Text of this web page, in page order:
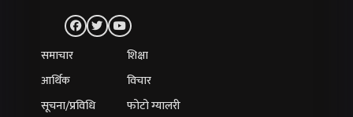
समाचार
शिक्षा
आर्थिक
विचार
सूचना/प्रविधि
फोटो ग्यालरी